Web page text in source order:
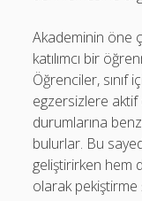
Akademinin öne
katılımcı bir
Öğrenciler, sınıf
egzersizlere aktif
durumlarına
bulurlar. Bu
geliştirirken hem
olarak pekiştirme